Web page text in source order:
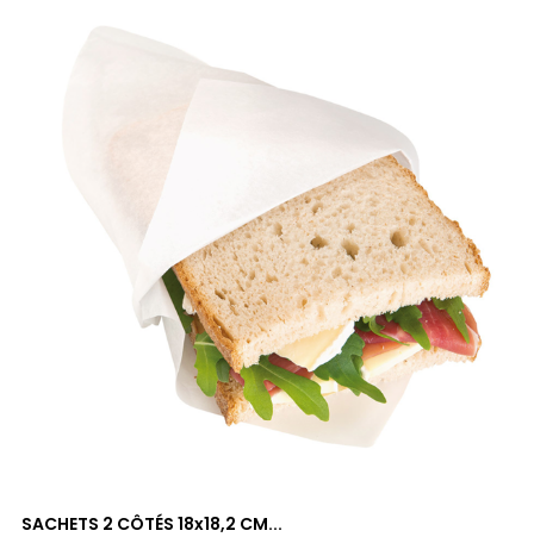
SACHETS 2 CÔTÉS 18x18,2 CM...